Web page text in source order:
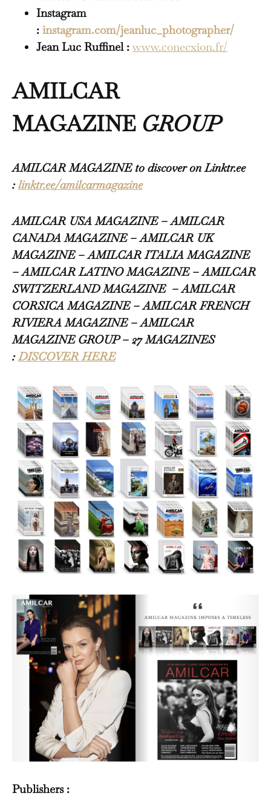
Instagram
: instagram.com/jeanluc_photographer/
Jean Luc Ruffinel : www.conecxion.fr/
AMILCAR
MAGAZINE GROUP
AMILCAR MAGAZINE to discover on Linktr.ee
:linktr.ee/amilcarmagazine
AMILCAR USA MAGAZINE – AMILCAR
CANADA MAGAZINE – AMILCAR UK
MAGAZINE – AMILCAR ITALIA MAGAZINE
– AMILCAR LATINO MAGAZINE – AMILCAR
SWITZERLAND MAGAZINE – AMILCAR
CORSICA MAGAZINE – AMILCAR FRENCH
RIVIERA MAGAZINE – AMILCAR
MAGAZINE GROUP – 27 MAGAZINES
:DISCOVER HERE
Publishers :